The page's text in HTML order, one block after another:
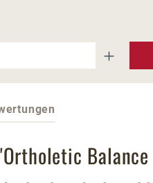
gewünschten